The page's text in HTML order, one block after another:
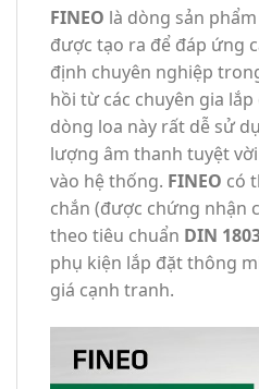
FINEO là dòng sản
được tạo ra để đáp ứng
định chuyên nghiệp
hồi từ các chuyên gia
dòng loa này rất dễ sử
lượng âm thanh tuyệt
vào hệ thống. FINEO có
chắn (được chứng nhận
theo tiêu chuẩn DIN
phụ kiện lắp đặt thông
giá cạnh tranh.